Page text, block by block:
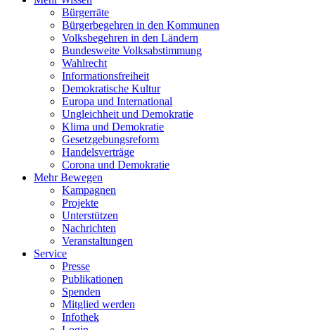
Bürgerräte
Bürgerbegehren in den Kommunen
Volksbegehren in den Ländern
Bundesweite Volksabstimmung
Wahlrecht
Informationsfreiheit
Demokratische Kultur
Europa und International
Ungleichheit und Demokratie
Klima und Demokratie
Gesetzgebungsreform
Handelsverträge
Corona und Demokratie
Mehr Bewegen
Kampagnen
Projekte
Unterstützen
Nachrichten
Veranstaltungen
Service
Presse
Publikationen
Spenden
Mitglied werden
Infothek